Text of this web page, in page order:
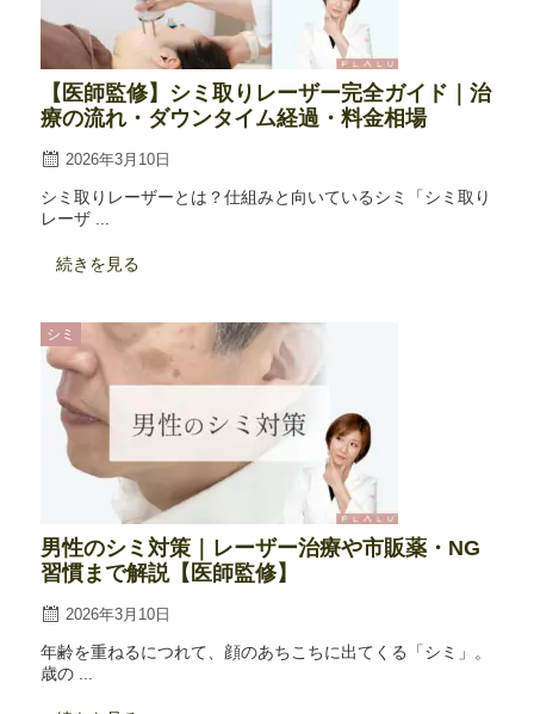
【医師監修】シミ取りレーザー完全ガイド｜治
療の流れ・ダウンタイム経過・料金相場
2026年3月10日
シミ取りレーザーとは？仕組みと向いているシミ「シミ取り
レーザ ...
続きを見る
シミ
男性のシミ対策｜レーザー治療や市販薬・NG
習慣まで解説【医師監修】
2026年3月10日
年齢を重ねるにつれて、顔のあちこちに出てくる「シミ」。
歳の ...